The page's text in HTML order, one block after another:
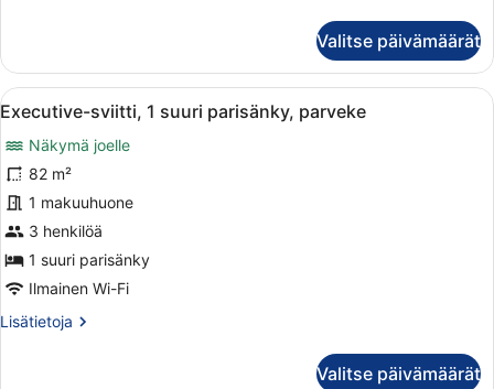
Lounge
access)
kuvat
1
suuri
parisänky,
uima-
altaalle
(Corner
Suite,
Lounge
Valitse päivämäärät
Avaa
kaikki
huonetyypin
Executive-
sviitti,
1
suuri
parisänky,
parveke
kuvat
Hotellihuone, jossa on suuri
12
Executive-sviitti, 1 suuri parisänky, parveke
Näkymä joelle
82 m²
1 makuuhuone
3 henkilöä
1 suuri parisänky
Ilmainen Wi-Fi
Lisätietoja
Lisätietoja
Valitse päivämäärät